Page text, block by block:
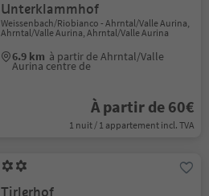
Unterklammhof
Weissenbach/Riobianco - Ahrntal/Valle Aurina,
Ahrntal/Valle Aurina, Ahrntal/Valle Aurina
6.9 km à partir de Ahrntal/Valle
Aurina centre de
À partir de 60€
1 nuit / 1 appartement incl. TVA
Tirlerhof